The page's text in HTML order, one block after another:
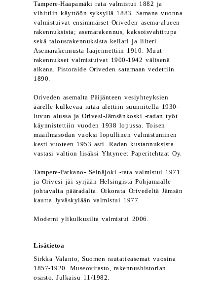
Tampere-Haapamäki rata valmistui 1882 ja
vihittiin käyttöön syksyllä 1883. Samana vuonna
valmistuivat ensimmäiset Oriveden asema-alueen
rakennuksista; asemarakennus, kaksoisvahtitupa
sekä talousrakennuksista kellari ja liiteri.
Asemarakennusta laajennettiin 1910. Muut
rakennukset valmistuivat 1900-1942 välisenä
aikana. Pistoraide Oriveden satamaan vedettiin
1890.
Oriveden asemalta Päijänteen vesiyhteyksien
äärelle kulkevaa rataa alettiin suunnitella 1930-
luvun alussa ja Orivesi-Jämsänkoski -radan työt
käynnistettiin vuoden 1938 lopussa. Toisen
maailmasodan vuoksi lopullinen valmistuminen
kesti vuoteen 1953 asti. Radan kustannuksista
vastasi valtion lisäksi Yhtyneet Paperitehtaat Oy.
Tampere-Parkano- Seinäjoki -rata valmistui 1971
ja Orivesi jäi syrjään Helsingistä Pohjamaalle
johtavalta pääradalta. Oikorata Orivedeltä Jämsän
kautta Jyväskylään valmistui 1977.
Moderni ylikulkusilta valmistui 2006.
Lisätietoa
Sirkka Valanto, Suomen rautatieasemat vuosina
1857-1920. Museovirasto, rakennushistorian
osasto. Julkaisu 11/1982.